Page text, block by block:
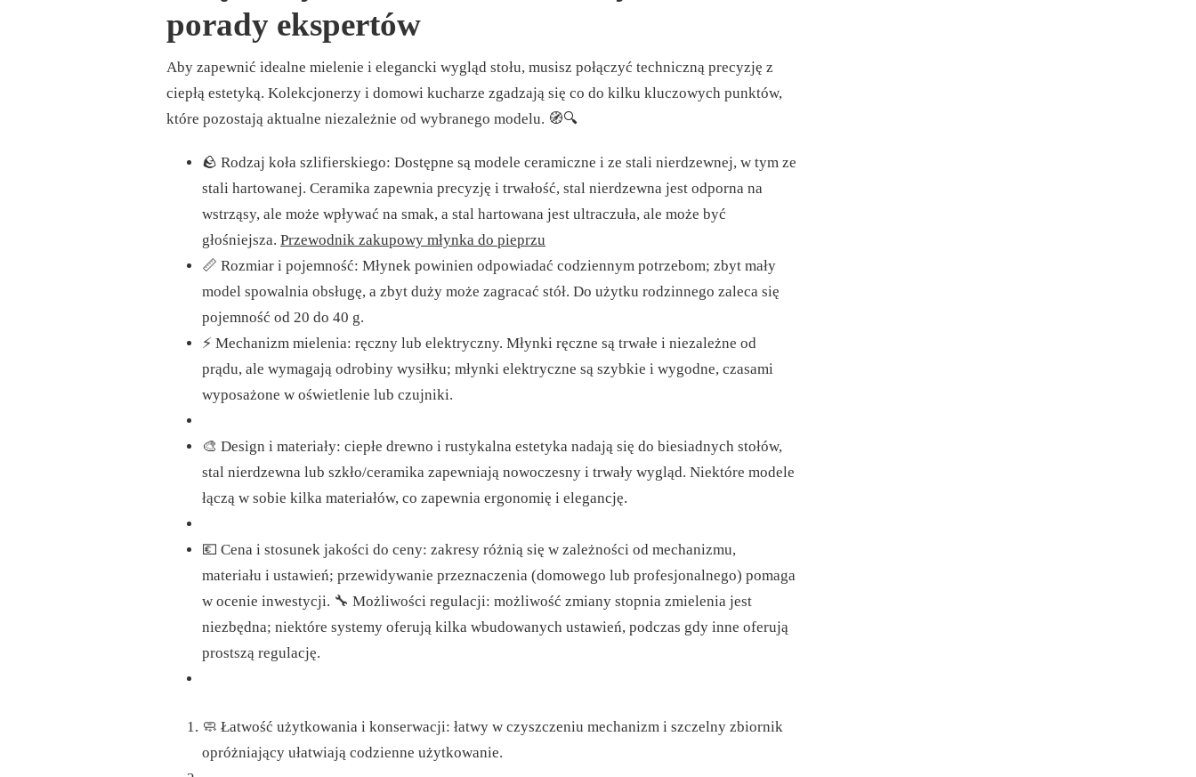
porady ekspertów
Aby zapewnić idealne mielenie i elegancki wygląd stołu, musisz połączyć techniczną precyzję z
ciepłą estetyką. Kolekcjonerzy i domowi kucharze zgadzają się co do kilku kluczowych punktów,
które pozostają aktualne niezależnie od wybranego modelu. 🧭🔍
🪨 Rodzaj koła szlifierskiego: Dostępne są modele ceramiczne i ze stali nierdzewnej, w tym ze
stali hartowanej. Ceramika zapewnia precyzję i trwałość, stal nierdzewna jest odporna na
wstrząsy, ale może wpływać na smak, a stal hartowana jest ultraczuła, ale może być
głośniejsza. Przewodnik zakupowy młynka do pieprzu
📏 Rozmiar i pojemność: Młynek powinien odpowiadać codziennym potrzebom; zbyt mały
model spowalnia obsługę, a zbyt duży może zagracać stół. Do użytku rodzinnego zaleca się
pojemność od 20 do 40 g.
⚡ Mechanizm mielenia: ręczny lub elektryczny. Młynki ręczne są trwałe i niezależne od
prądu, ale wymagają odrobiny wysiłku; młynki elektryczne są szybkie i wygodne, czasami
wyposażone w oświetlenie lub czujniki.
🎨 Design i materiały: ciepłe drewno i rustykalna estetyka nadają się do biesiadnych stołów,
stal nierdzewna lub szkło/ceramika zapewniają nowoczesny i trwały wygląd. Niektóre modele
łączą w sobie kilka materiałów, co zapewnia ergonomię i elegancję.
💶 Cena i stosunek jakości do ceny: zakresy różnią się w zależności od mechanizmu,
materiału i ustawień; przewidywanie przeznaczenia (domowego lub profesjonalnego) pomaga
w ocenie inwestycji. 🔧 Możliwości regulacji: możliwość zmiany stopnia zmielenia jest
niezbędna; niektóre systemy oferują kilka wbudowanych ustawień, podczas gdy inne oferują
prostszą regulację.
🧼 Łatwość użytkowania i konserwacji: łatwy w czyszczeniu mechanizm i szczelny zbiornik
opróżniający ułatwiają codzienne użytkowanie.